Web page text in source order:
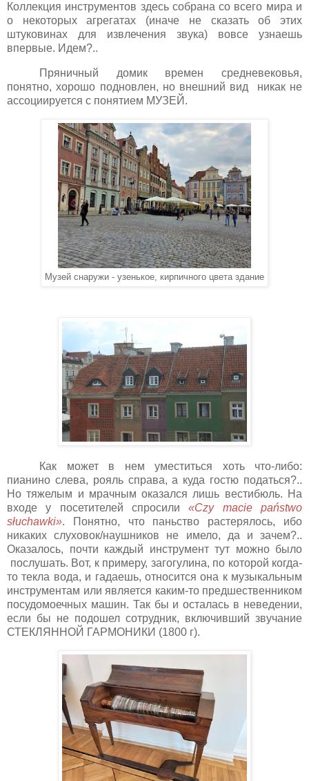
Коллекция инструментов здесь собрана со всего мира и
о некоторых агрегатах (иначе не сказать об этих
штуковинах для извлечения звука) вовсе узнаешь
впервые. Идем?..
Пряничный домик времен средневековья,
понятно, хорошо подновлен, но внешний вид
никак не
ассоциируется с понятием МУЗЕЙ.
Музей снаружи - узенькое, кирпичного цвета здание
Как может в нем уместиться хоть что-либо:
пианино слева, рояль справа, а куда гостю податься?..
Но тяжелым и мрачным оказался лишь вестибюль. На
входе у посетителей спросили«Czy macie państwo
słuchawki». Понятно, что паньство растерялось, ибо
никаких слуховок/наушников не имело, да и зачем?..
Оказалось, почти каждый инструмент тут можно было
послушать. Вот, к примеру, загогулина, по которой когда-
то текла вода, и гадаешь, относится она к музыкальным
инструментам или является каким-то предшественником
посудомоечных машин. Так бы и осталась в неведении,
если бы не подошел сотрудник, включивший звучание
СТЕКЛЯННОЙ ГАРМОНИКИ (1800 г).